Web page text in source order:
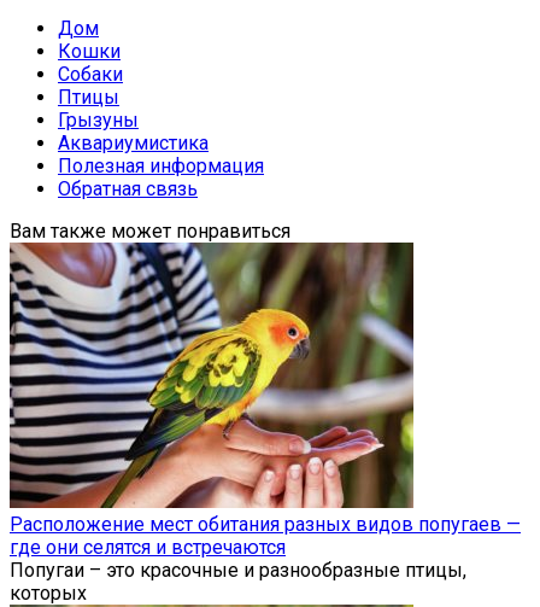
Дом
Кошки
Собаки
Птицы
Грызуны
Аквариумистика
Полезная информация
Обратная связь
Вам также может понравиться
Расположение мест обитания разных видов попугаев —
где они селятся и встречаются
Попугаи – это красочные и разнообразные птицы,
которых